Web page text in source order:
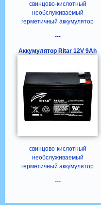
свинцово-кислотный
необслуживаемый
герметичный аккумулятор
---
Аккумулятор Ritar 12V 9Ah
свинцово-кислотный
необслуживаемый
герметичный аккумулятор
---